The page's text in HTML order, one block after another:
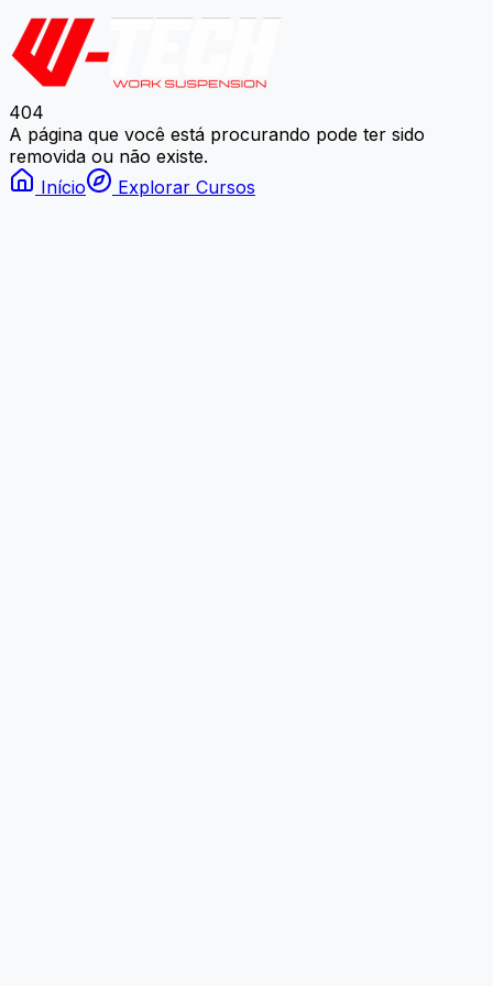
404
A página que você está procurando pode ter sido
removida ou não existe.
Início
Explorar Cursos